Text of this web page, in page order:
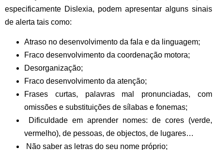
especificamente Dislexia, podem apresentar alguns sinais
de alerta tais como:
Atraso no desenvolvimento da fala e da linguagem;
Fraco desenvolvimento da coordenação motora;
Desorganização;
Fraco desenvolvimento da atenção;
Frases curtas, palavras mal pronunciadas, com
omissões e substituições de sílabas e fonemas;
Dificuldade em aprender nomes: de cores (verde,
vermelho), de pessoas, de objectos, de lugares…
Não saber as letras do seu nome próprio;